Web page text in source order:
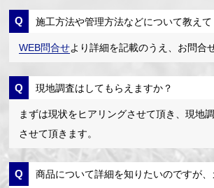
施工方法や管理方法などについて教えて
WEB問合せより詳細を記載のうえ、お問合
現地調査はしてもらえますか？
まずは現状をヒアリングさせて頂き、現地
させて頂きます。
商品について詳細を知りたいのですが